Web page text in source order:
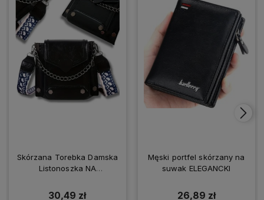
Skórzana Torebka Damska
Listonoszka NA
30,49 zł
Męski portfel skórzany na
suwak ELEGANCKI
26,89 zł